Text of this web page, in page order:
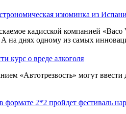
изюминка из
кадисской компанией
на днях одному из самых
курс о вреде алкоголя
«Автотрезвость» могут
формате 2*2 пройдет фестиваль